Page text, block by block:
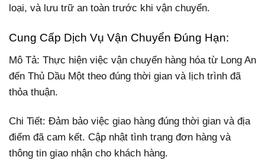
loại, và lưu trữ an toàn trước khi vận chuyển.
Cung Cấp Dịch Vụ Vận Chuyển Đúng Hạn:
Mô Tả: Thực hiện việc vận chuyển hàng hóa từ Long An
đến Thủ Dầu Một theo đúng thời gian và lịch trình đã
thỏa thuận.
Chi Tiết: Đảm bảo việc giao hàng đúng thời gian và địa
điểm đã cam kết. Cập nhật tình trạng đơn hàng và
thông tin giao nhận cho khách hàng.